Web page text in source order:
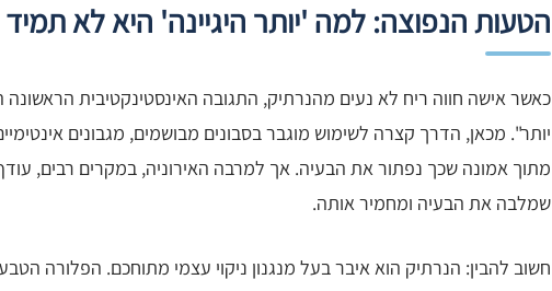
הטעות הנפוצה: למה 'יותר היגיינה' היא לא
כאשר אישה חווה ריח לא נעים מהנרתיק, התגובה האינסטינקטיבית הראשונה
יותר". מכאן, הדרך קצרה לשימוש מוגבר בסבונים מבושמים, מגבונים
מתוך אמונה שכך נפתור את הבעיה. אך למרבה האירוניה, במקרים רבים,
שמלבה את הבעיה ומחמיר אותה.
חשוב להבין: הנרתיק הוא איבר בעל מנגנון ניקוי עצמי מתוחכם. הפלורה